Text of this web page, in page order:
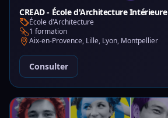
CREAD - École d'Architecture Intérieure
École d'Architecture
1 formation
Aix-en-Provence, Lille, Lyon, Montpellier
Consulter